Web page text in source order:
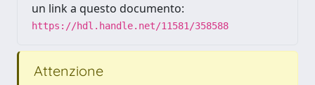
un link a questo documento:
https://hdl.handle.net/11581/358588
Attenzione